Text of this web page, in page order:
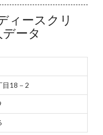
ィースクリ
ータ
目18－2